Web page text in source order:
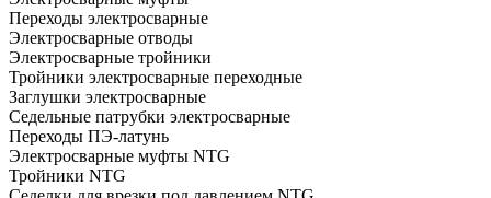
Переходы электросварные
Электросварные отводы
Электросварные тройники
Тройники электросварные переходные
Заглушки электросварные
Седельные патрубки электросварные
Переходы ПЭ-латунь
Электросварные муфты NTG
Тройники NTG